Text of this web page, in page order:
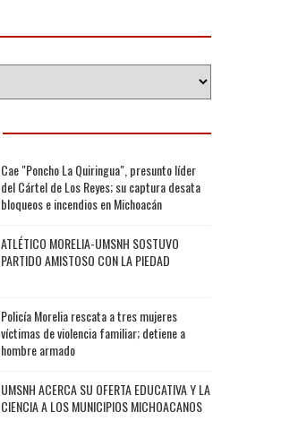
Cae "Poncho La Quiringua", presunto líder
del Cártel de Los Reyes; su captura desata
bloqueos e incendios en Michoacán
ATLÉTICO MORELIA-UMSNH SOSTUVO
PARTIDO AMISTOSO CON LA PIEDAD
Policía Morelia rescata a tres mujeres
víctimas de violencia familiar; detiene a
hombre armado
UMSNH ACERCA SU OFERTA EDUCATIVA Y LA
CIENCIA A LOS MUNICIPIOS MICHOACANOS